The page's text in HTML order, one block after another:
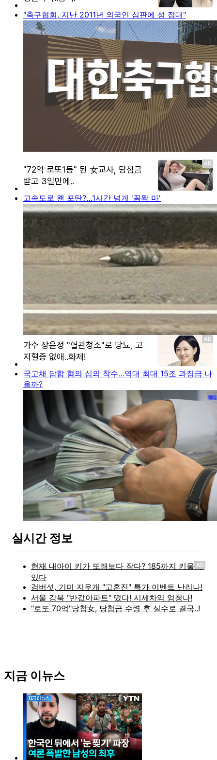
"축구협회, 지난 2011년 외국인 심판에 성 접대"
고속도로 왠 포탄?…1시간 넘게 '꼼짝 마'
국고채 담합 혐의 심의 착수…역대 최대 15조 과징금 나
올까?
실시간 정보
AD
지금 이뉴스